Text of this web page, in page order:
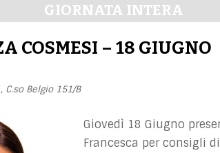
GIORNATA INTERA
COSMESI – 18 GIUGNO
C.so Belgio 151/B
Giovedì 18 Giugno
Francesca per consigli